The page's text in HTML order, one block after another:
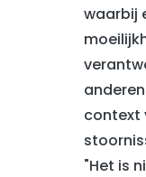
waarbij
context
"Het is